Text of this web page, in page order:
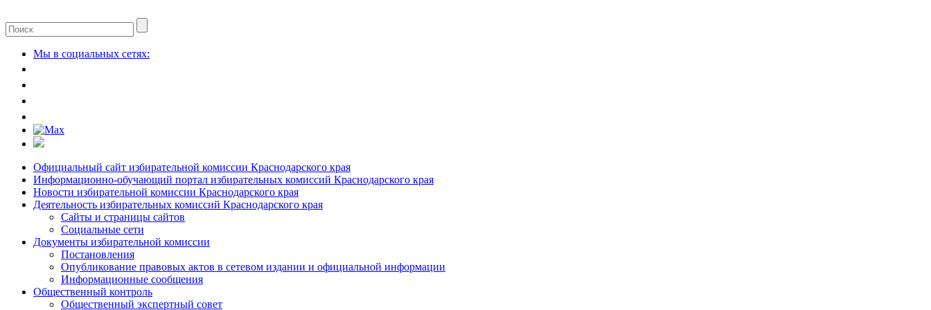
Мы в социальных сетях:
Официальный сайт избирательной комиссии Краснодарского края
Информационно-обучающий портал избирательных комиссий Краснодарского края
Новости избирательной комиссии Краснодарского края
Деятельность избирательных комиссий Краснодарского края
Сайты и страницы сайтов
Социальные сети
Документы избирательной комиссии
Постановления
Опубликование правовых актов в сетевом издании и официальной информации
Информационные сообщения
Общественный контроль
Общественный экспертный совет